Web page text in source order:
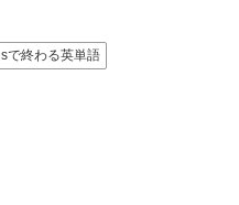
sで終わる英単語